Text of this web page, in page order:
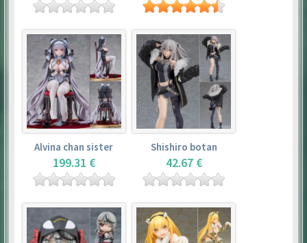
Alvina chan sister
199.31 €
Shishiro botan
42.67 €